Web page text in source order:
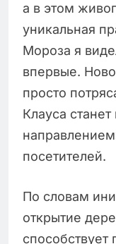
а в этом
уникальная
Мороза я
впервые.
просто
Клауса
посетителей.
По словам
открытие
способствует